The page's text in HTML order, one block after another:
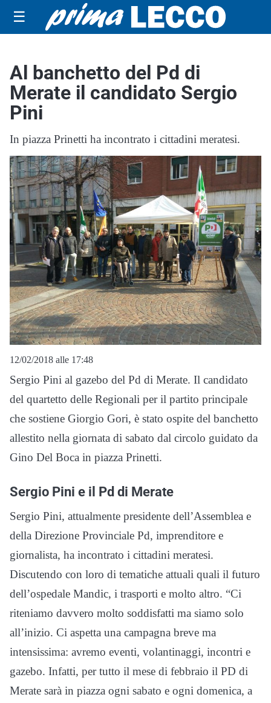
☰
Al banchetto del Pd di
Merate il candidato Sergio
Pini
In piazza Prinetti ha incontrato i cittadini meratesi.
12/02/2018 alle 17:48
Sergio Pini al gazebo del Pd di Merate. Il candidato
del quartetto delle Regionali per il partito principale
che sostiene Giorgio Gori, è stato ospite del banchetto
allestito nella giornata di sabato dal circolo guidato da
Gino Del Boca in piazza Prinetti.
Sergio Pini e il Pd di Merate
Sergio Pini, attualmente presidente dell’Assemblea e
della Direzione Provinciale Pd, imprenditore e
giornalista, ha incontrato i cittadini meratesi.
Discutendo con loro di tematiche attuali quali il futuro
dell’ospedale Mandic, i trasporti e molto altro. “Ci
riteniamo davvero molto soddisfatti ma siamo solo
all’inizio. Ci aspetta una campagna breve ma
intensissima: avremo eventi, volantinaggi, incontri e
gazebo. Infatti, per tutto il mese di febbraio il PD di
Merate sarà in piazza ogni sabato e ogni domenica, a